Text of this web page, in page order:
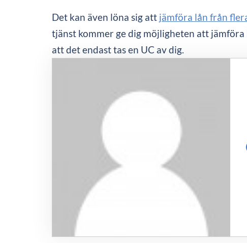
Det kan även löna sig att jämföra lån från
tjänst kommer ge dig möjligheten att
att det endast tas en UC av dig.